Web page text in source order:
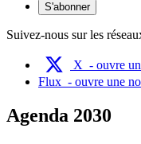
S'abonner
Suivez-nous sur les
X - ouvre
Flux - ouvre une
Agenda 2030